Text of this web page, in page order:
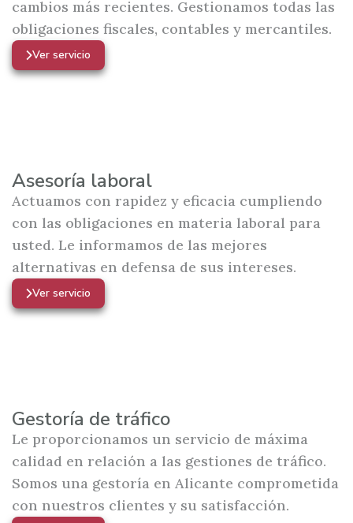
cambios más recientes. Gestionamos todas las
obligaciones fiscales, contables y mercantiles.
Ver servicio
Asesoría laboral
Actuamos con rapidez y eficacia cumpliendo
con las obligaciones en materia laboral para
usted. Le informamos de las mejores
alternativas en defensa de sus intereses.
Ver servicio
Gestoría de tráfico
Le proporcionamos un servicio de máxima
calidad en relación a las gestiones de tráfico.
Somos una gestoría en Alicante comprometida
con nuestros clientes y su satisfacción.